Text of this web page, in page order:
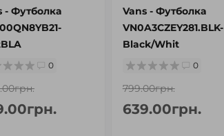
- Футболка
0
Vans - Футболка
VN0A3CZEY281.BLK-
Black/Whit
0
799.00грн.
639.00грн.